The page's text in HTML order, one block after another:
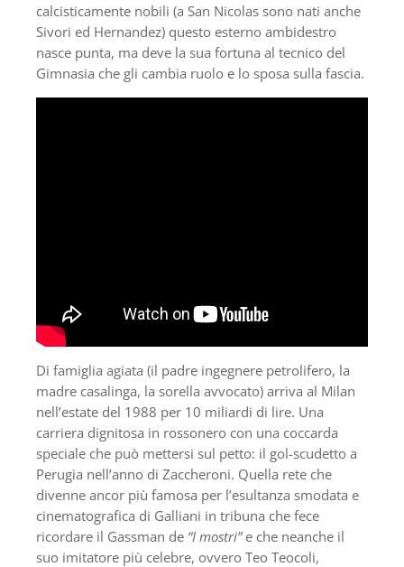
calcisticamente nobili (a San Nicolas sono nati anche
Sivori ed Hernandez) questo esterno ambidestro
nasce punta, ma deve la sua fortuna al tecnico del
Gimnasia che gli cambia ruolo e lo sposa sulla fascia.
Di famiglia agiata (il padre ingegnere petrolifero, la
madre casalinga, la sorella avvocato) arriva al Milan
nell’estate del 1988 per 10 miliardi di lire. Una
carriera dignitosa in rossonero con una coccarda
speciale che può mettersi sul petto: il gol-scudetto a
Perugia nell’anno di Zaccheroni. Quella rete che
divenne ancor più famosa per l’esultanza smodata e
cinematografica di Galliani in tribuna che fece
ricordare il Gassman de “I mostri”e che neanche il
suo imitatore più celebre, ovvero Teo Teocoli,